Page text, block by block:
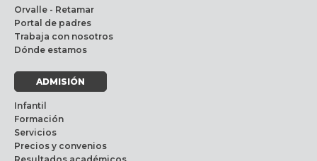
Orvalle - Retamar
Portal de padres
Trabaja con nosotros
Dónde estamos
ADMISIÓN
Infantil
Formación
Servicios
Precios y convenios